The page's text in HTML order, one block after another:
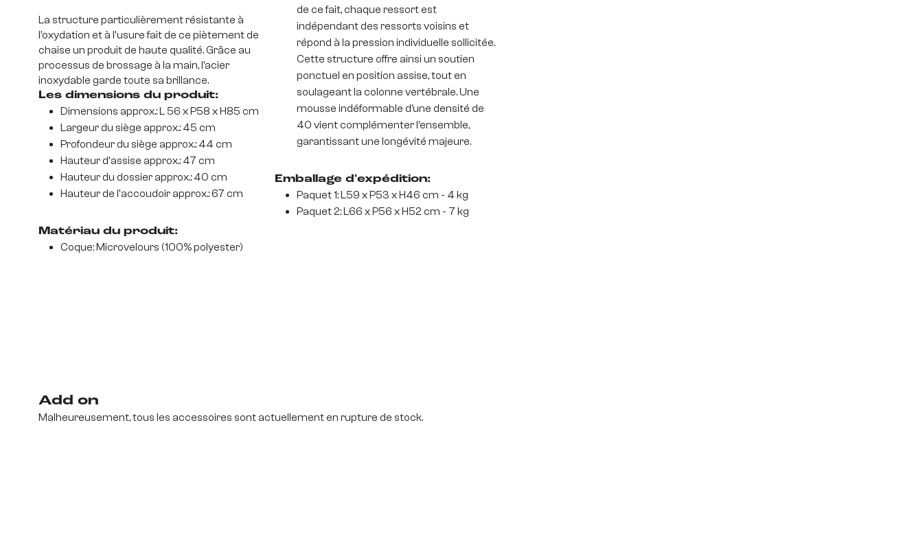
La structure particulièrement résistante à
l’oxydation et à l'usure fait de ce piètement de
chaise un produit de haute qualité. Grâce au
processus de brossage à la main, l’acier
inoxydable garde toute sa brillance.
Les dimensions du produit:
Dimensions approx.: L 56 x P58 x H85 cm
Largeur du siège approx.: 45 cm
Profondeur du siège approx.: 44 cm
Hauteur d'assise approx.: 47 cm
Hauteur du dossier approx.: 40 cm
Hauteur de l'accoudoir approx.: 67 cm
Matériau du produit:
Coque: Microvelours (100% polyester)
de ce fait, chaque ressort est
indépendant des ressorts voisins et
répond à la pression individuelle sollicitée.
Cette structure offre ainsi un soutien
ponctuel en position assise, tout en
soulageant la colonne vertébrale. Une
mousse indéformable d’une densité de
40 vient complémenter l’ensemble,
garantissant une longévité majeure.
Emballage d'expédition:
Paquet 1: L59 x P53 x H46 cm - 4 kg
Paquet 2: L66 x P56 x H52 cm - 7 kg
Add on
Malheureusement, tous les accessoires sont actuellement en rupture de stock.